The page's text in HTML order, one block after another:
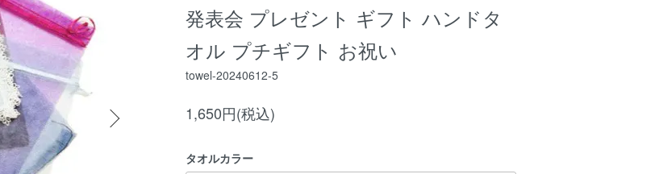
発表会 プレゼント ギフト ハンドタ
オル プチギフト お祝い
towel-20240612-5
1,650円(税込)
タオルカラー